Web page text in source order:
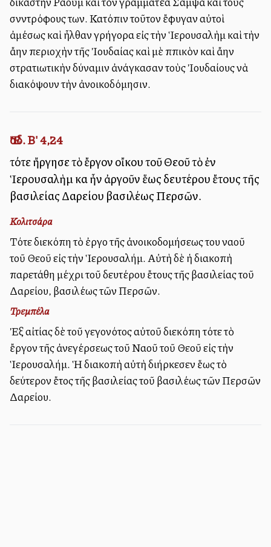
σνντρόφους των. Κατόπιν τοῦτον ἔφυγαν αὐτοὶ
ἀμέσως καὶ ἦλθαν γρήγορα εἰς τὴν Ἱερουσαλὴμ καὶ τὴν
ἄλλην περιοχὴν τῆς Ἰουδαίας καὶ μὲ ἱππικὸν καὶ ἄλλην
στρατιωτικὴν δύναμιν ἀνάγκασαν τοὺς Ἰουδαίους νὰ
διακόψουν τὴν ἀνοικοδόμησιν.
Ἔσδ. Β' 4,24
τότε ἤργησε τὸ ἔργον οἴκου τοῦ Θεοῦ τὸ ἐν
Ἱερουσαλὴμ καὶ ἦν ἀργοῦν ἕως δευτέρου ἔτους τῆς
βασιλείας Δαρείου βασιλέως Περσῶν.
Κολιτσάρα
Τότε διεκόπη τὸ ἐργο τῆς ἀνοικοδομήσεως του ναοῦ
τοῦ Θεοῦ εἰς τὴν Ἱερουσαλήμ. Αὐτὴ δὲ ἡ διακοπὴ
παρετάθη μέχρι τοῦ δευτέρου ἔτους τῆς βασιλείας τοῦ
Δαρείου, βασιλέως τῶν Περσῶν.
Τρεμπέλα
Ἐξ αἰτίας δὲ τοῦ γεγονότος αὐτοῦ διεκόπη τότε τὸ
ἔργον τῆς ἀνεγέρσεως τοῦ Ναοῦ τοῦ Θεοῦ εἰς τὴν
Ἱερουσαλήμ. Ἡ διακοπὴ αὐτὴ διήρκεσεν ἕως τὸ
δεύτερον ἔτος τῆς βασιλείας τοῦ βασιλέως τῶν Περσῶν
Δαρείου.